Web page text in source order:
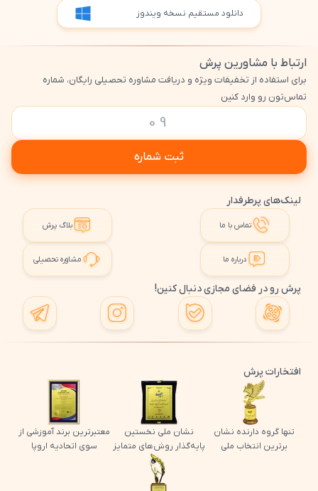
دانلود مستقیم نسخه ویندوز
ارتباط با مشاورین پرش
برای استفاده از تخفیفات ویژه و دریافت مشاوره تحصیلی رایگان، شماره
تماس‌تون رو وارد کنین
ثبت شماره
لینک‌های پرطرفدار
تماس با ما بلاگ پرش
درباره ما مشاوره تحصیلی
پرش رو در فضای مجازی دنبال کنین!
افتخارات پرش
تنها گروه دارنده نشان
برترین انتخاب ملی
نشان ملی نخستین
پایه‌گذار روش‌های متمایز
معتبرترین برند آموزشی از
سوی اتحادیه اروپا